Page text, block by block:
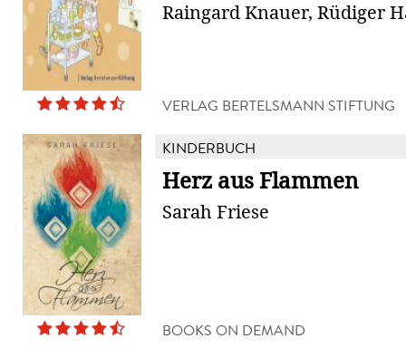
Raingard Knauer, Rüdiger
VERLAG BERTELSMANN STIFTUNG
KINDERBUCH
Herz aus Flammen
Sarah Friese
BOOKS ON DEMAND